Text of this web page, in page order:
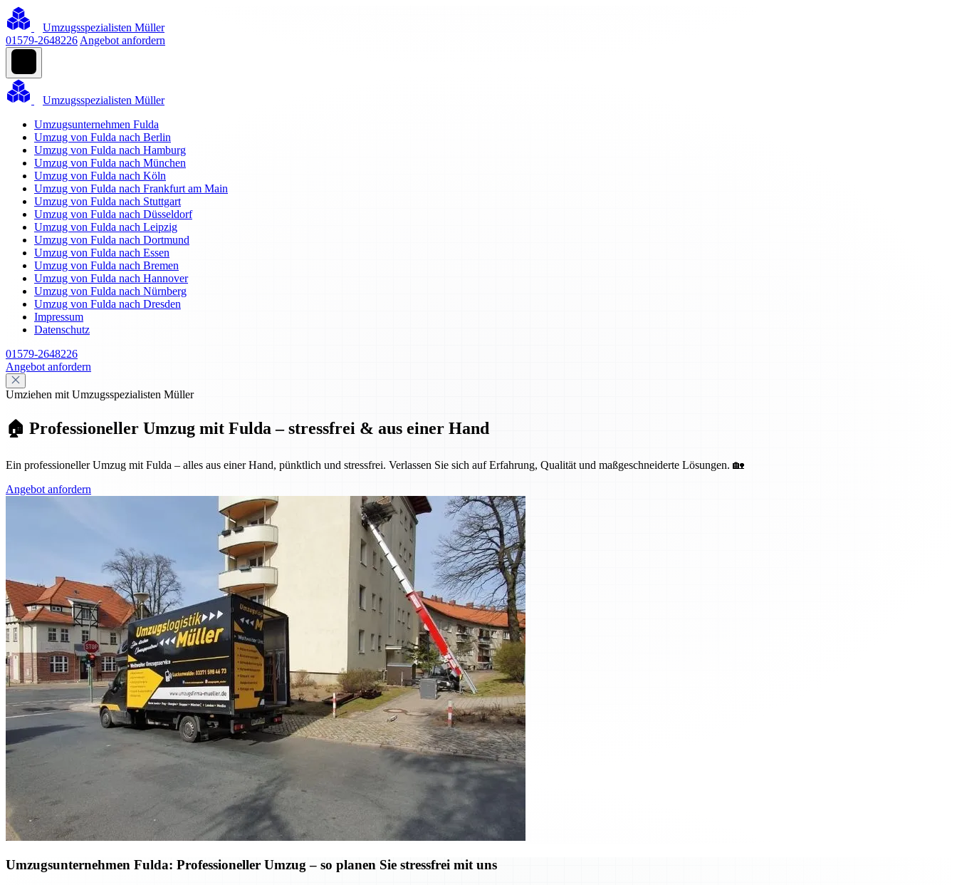
Umzugsspezialisten Müller
01579-2648226 Angebot anfordern
Umzugsspezialisten Müller
Umzugsunternehmen Fulda
Umzug von Fulda nach Berlin
Umzug von Fulda nach Hamburg
Umzug von Fulda nach München
Umzug von Fulda nach Köln
Umzug von Fulda nach Frankfurt am Main
Umzug von Fulda nach Stuttgart
Umzug von Fulda nach Düsseldorf
Umzug von Fulda nach Leipzig
Umzug von Fulda nach Dortmund
Umzug von Fulda nach Essen
Umzug von Fulda nach Bremen
Umzug von Fulda nach Hannover
Umzug von Fulda nach Nürnberg
Umzug von Fulda nach Dresden
Impressum
Datenschutz
01579-2648226
Angebot anfordern
Umziehen mit Umzugsspezialisten Müller
🏠 Professioneller Umzug mit Fulda – stressfrei & aus einer Hand
Ein professioneller Umzug mit Fulda – alles aus einer Hand, pünktlich und stressfrei. Verlassen Sie sich auf Erfahrung, Qualität und maßgeschneiderte Lösungen. 🏡
Angebot anfordern
Umzugsunternehmen Fulda: Professioneller Umzug – so planen Sie stressfrei mit uns